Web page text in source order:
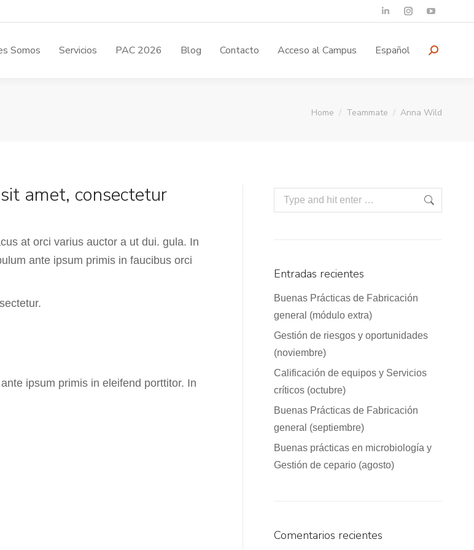
Somos Servicios PAC 2026 Blog Contacto Acceso al Campus Español
You are here:
Home Teammate Anna Wild
amet, consectetur
at orci varius auctor a ut dui. gula. In
ante ipsum primis in faucibus orci
ipsum primis in eleifend porttitor. In
Entradas recientes
Buenas Prácticas de Fabricación
general (módulo extra)
Gestión de riesgos y oportunidades
(noviembre)
Calificación de equipos y Servicios
críticos (octubre)
Buenas Prácticas de Fabricación
general (septiembre)
Buenas prácticas en microbiología y
Gestión de cepario (agosto)
Comentarios recientes